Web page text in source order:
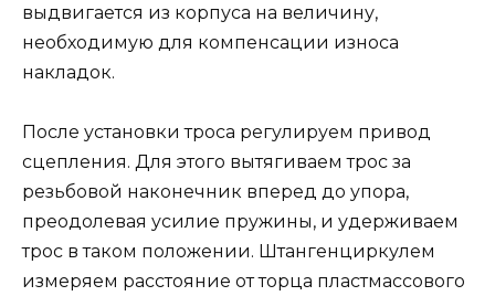
выдвигается из корпуса на величину,
необходимую для компенсации износа
накладок.
После установки троса регулируем привод
сцепления. Для этого вытягиваем трос за
резьбовой наконечник вперед до упора,
преодолевая усилие пружины, и удерживаем
трос в таком положении. Штангенциркулем
измеряем расстояние от торца пластмассового